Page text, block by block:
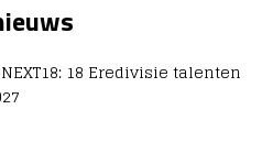
18 Eredivisie talenten